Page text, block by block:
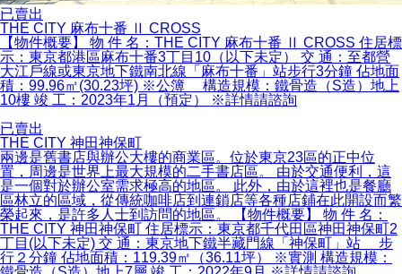
已賣出
THE CITY 麻布十番 Ⅱ CROSS
【物件概要】 物 件 名：THE CITY 麻布十番 Ⅱ CROSS 住居標
示：東京都港區麻布十番3丁目10（以下未定） 交 通：至都營
大江戶線或東京地下鐵南北線「麻布十番」站步行3分鐘 佔地面
積：99.96㎡(30.23坪) ※公簿 構造規模：鐵骨造（S造）地上
10樓 竣 工：2023年1月（預定） ※詳情請諮詢
已賣出
THE CITY 神田神保町
兩邊是舊書店與辦公大樓的商業區。位於東京23區的正中位
置，周邊是世界上最大規模的二手書店區。 由於交通便利，這
是一個對於辦公室需求極高的地區。 此外，由於這裡也是餐廳
區林立的區域，從傳統咖啡店到連鎖店等各種店鋪在此開設而繁
榮起來，是許多人士到訪問的地區。 【物件概要】 物 件 名：
THE CITY 神田神保町 住居標示：東京都千代田區神田神保町2
丁目(以下未定) 交 通：東京地下鐵半藏門線「神保町」站 步
行２分鐘 佔地面積：119.39㎡（36.11坪） ※實測 構造規模：